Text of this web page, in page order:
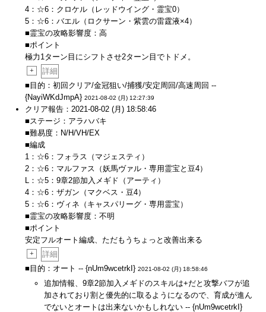
4：☆6：クロケル（レッドウイング・霊宝0）
5：☆6：バエル（ロクサーン・紫雲の雷霆液×4）
■霊宝の攻略影響度：高
■ポイント
極力1ターン目にシフトさせ2ターン目でトドメ。
+
詳細
■目的：初回クリア/金冠狙い/捕獲/安定周回/高速周回 --
{NayiWKdJmpA} 2021-08-02 (月) 12:27:39
クリア報告：2021-08-02 (月) 18:58:46
■ステージ：アラハバキ
■難易度：N/H/VH/EX
■編成
1：☆6：フォラス（マジェスティ）
2：☆6：マルファス（妖馬ヴァル・専用霊宝と豆4）
L：☆5：9章2節加入メギド（アーティ）
4：☆6：ザガン（マクベス・豆4）
5：☆6：ヴィネ（キャスパリーグ・専用霊宝）
■霊宝の攻略影響度：不明
■ポイント
安定フルオート編成、ただもうちょっと改善出来る
+
詳細
■目的：オート -- {nUm9wcetrkI} 2021-08-02 (月) 18:58:46
追加情報、9章2節加入メギドのスキルは+だと攻撃バフが追
加されており割と優先的に取るようになるので、育成が進ん
でないとオートは出来ないかもしれない -- {nUm9wcetrkI}